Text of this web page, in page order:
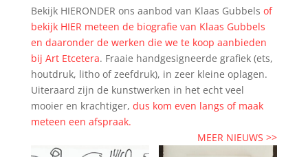
Bekijk HIERONDER ons aanbod van Klaas Gubbels of
bekijk HIER meteen de biografie van Klaas Gubbels
en daaronder de werken die we te koop aanbieden
bij Art Etcetera. Fraaie handgesigneerde grafiek (ets,
houtdruk, litho of zeefdruk), in zeer kleine oplagen.
Uiteraard zijn de kunstwerken in het echt veel
mooier en krachtiger, dus kom even langs of maak
meteen een afspraak.
MEER NIEUWS >>